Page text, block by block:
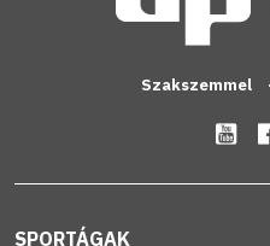
Szakszemmel
SPORTÁGAK